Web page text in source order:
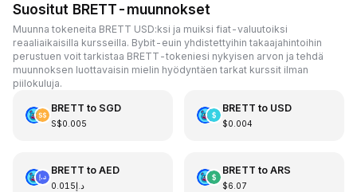
Suositut BRETT-muunnokset
Muunna tokeneita BRETT USD:ksi ja muiksi fiat-valuutoiksi
reaaliaikaisilla kursseilla. Bybit-euin yhdistettyihin takaajahintoihin
perustuen voit tarkistaa BRETT-tokeniesi nykyisen arvon ja tehdä
muunnoksen luottavaisin mielin hyödyntäen tarkat kurssit ilman
piilokuluja.
BRETT to SGD
S$0.005
BRETT to USD
$0.004
BRETT to AED
د.إ0.015
BRETT to ARS
$6.07